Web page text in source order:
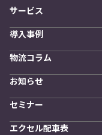
サービス
LYNA DXプラットフォーム
発着管理オプション
訪問計画
物流拠点最適化
開発者向けサービス
導入事例
導入をご検討の方へ
物流コラム
お知らせ
セミナー
エクセル配車表